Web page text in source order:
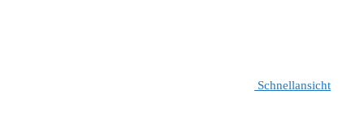
Schnellansicht